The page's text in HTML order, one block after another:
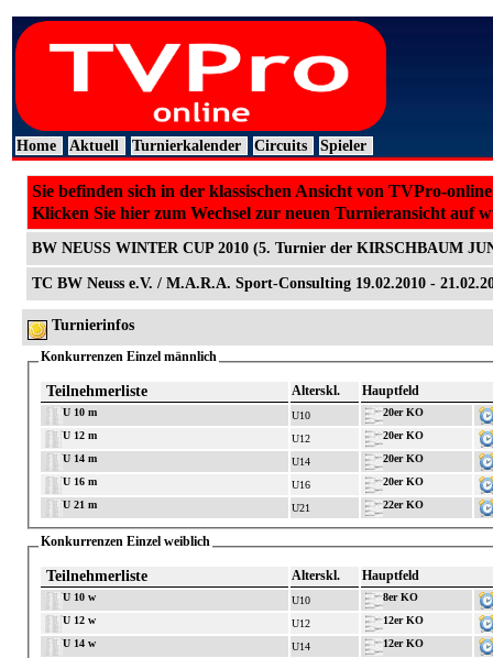
Home Aktuell Turnierkalender Circuits Spieler
Sie befinden sich in der klassischen Ansicht von TVPro-
Klicken Sie hier zum Wechsel zur neuen Turnieransicht auf
BW NEUSS WINTER CUP 2010 (5. Turnier der KIRSCHBAUM
TC BW Neuss e.V. / M.A.R.A. Sport-Consulting 19.02.2010 -
Turnierinfos
Konkurrenzen Einzel männlich
Teilnehmerliste Alterskl. Hauptfeld
U 10 m U10
20er KO
U 12 m
U12
20er KO
U 14 m
U14
20er KO
U 16 m
U16
20er KO
U 21 m
U21 22er KO
Konkurrenzen Einzel weiblich
Teilnehmerliste Alterskl. Hauptfeld
U 10 w U10
8er KO
U 12 w
U12
12er KO
U 14 w
U14
12er KO